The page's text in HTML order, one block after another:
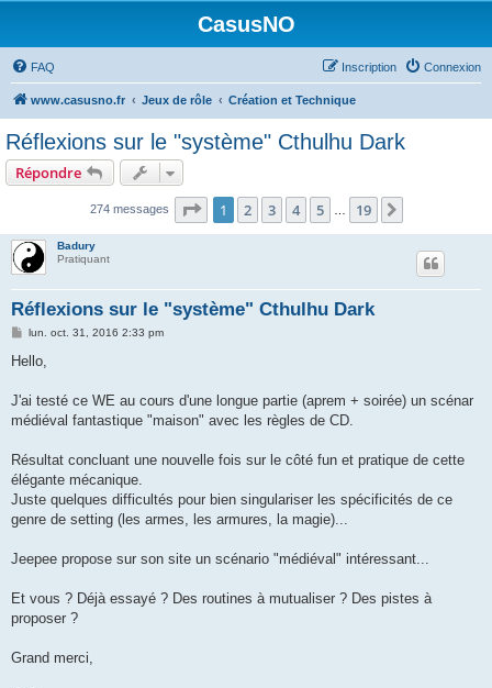
CasusNO
FAQ Connexion
Inscription
www.casusno.fr Jeux de rôle Création et Technique
Réflexions sur le "système" Cthulhu Dark
Répondre
274 messages Page 1sur19
1 2 3 4 5 19
Badury
Pratiquant
Réflexions sur le "système" Cthulhu Dark
M
s
g
lun. oct. 31, 2016 2:33 pm
Hello,
J'ai testé ce WE au cours d'une longue partie (aprem + soirée) un scénar
médiéval fantastique "maison" avec les règles de CD.
Résultat concluant une nouvelle fois sur le côté fun et pratique de cette
élégante mécanique.
Juste quelques difficultés pour bien singulariser les spécificités de ce
genre de setting (les armes, les armures, la magie)...
Jeepee propose sur son site un scénario "médiéval" intéressant...
Et vous ? Déjà essayé ? Des routines à mutualiser ? Des pistes à
proposer ?
Grand merci,